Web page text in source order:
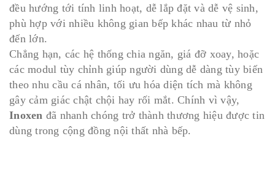
đều hướng tới tính linh hoạt, dễ lắp đặt và dễ vệ sinh,
phù hợp với nhiều không gian bếp khác nhau từ nhỏ
đến lớn.
Chẳng hạn, các hệ thống chia ngăn, giá đỡ xoay, hoặc
các modul tùy chỉnh giúp người dùng dễ dàng tùy biến
theo nhu cầu cá nhân, tối ưu hóa diện tích mà không
gây cảm giác chật chội hay rối mắt. Chính vì vậy,
Inoxen đã nhanh chóng trở thành thương hiệu được tin
dùng trong cộng đồng nội thất nhà bếp.